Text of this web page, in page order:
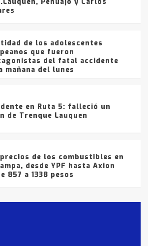
de los adolescentes
que fueron
del fatal accidente
mañana del lunes
en Ruta 5: falleció un
de Trenque Lauquen
de los combustibles en
desde YPF hasta Axion
857 a 1338 pesos